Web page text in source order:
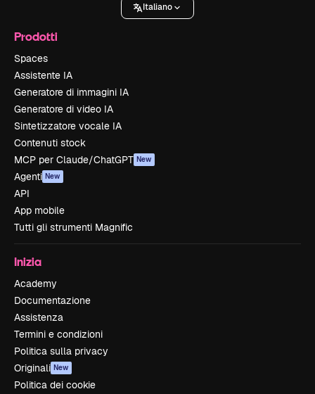
Italiano
Prodotti
Spaces
Assistente IA
Generatore di immagini IA
Generatore di video IA
Sintetizzatore vocale IA
Contenuti stock
MCP per Claude/ChatGPT New
Agenti New
API
App mobile
Tutti gli strumenti Magnific
Inizia
Academy
Documentazione
Assistenza
Termini e condizioni
Politica sulla privacy
Originali New
Politica dei cookie